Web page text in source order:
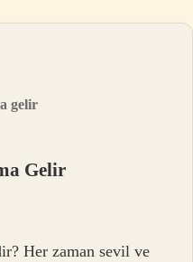
gelir
Gelir
Her zaman sevil ve